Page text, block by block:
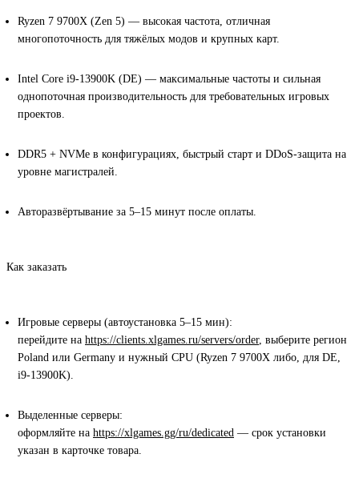
Ryzen 7 9700X (Zen 5) — высокая частота, отличная
многопоточность для тяжёлых модов и крупных карт.
Intel Core i9-13900K (DE) — максимальные частоты и сильная
однопоточная производительность для требовательных игровых
проектов.
DDR5 + NVMe в конфигурациях, быстрый старт и DDoS-защита на
уровне магистралей.
Авторазвёртывание за 5–15 минут после оплаты.
Как заказать
Игровые серверы (автоустановка 5–15 мин):
перейдите на https://clients.xlgames.ru/servers/order, выберите регион
Poland или Germany и нужный CPU (Ryzen 7 9700X либо, для DE,
i9-13900K).
Выделенные серверы:
оформляйте на https://xlgames.gg/ru/dedicated — срок установки
указан в карточке товара